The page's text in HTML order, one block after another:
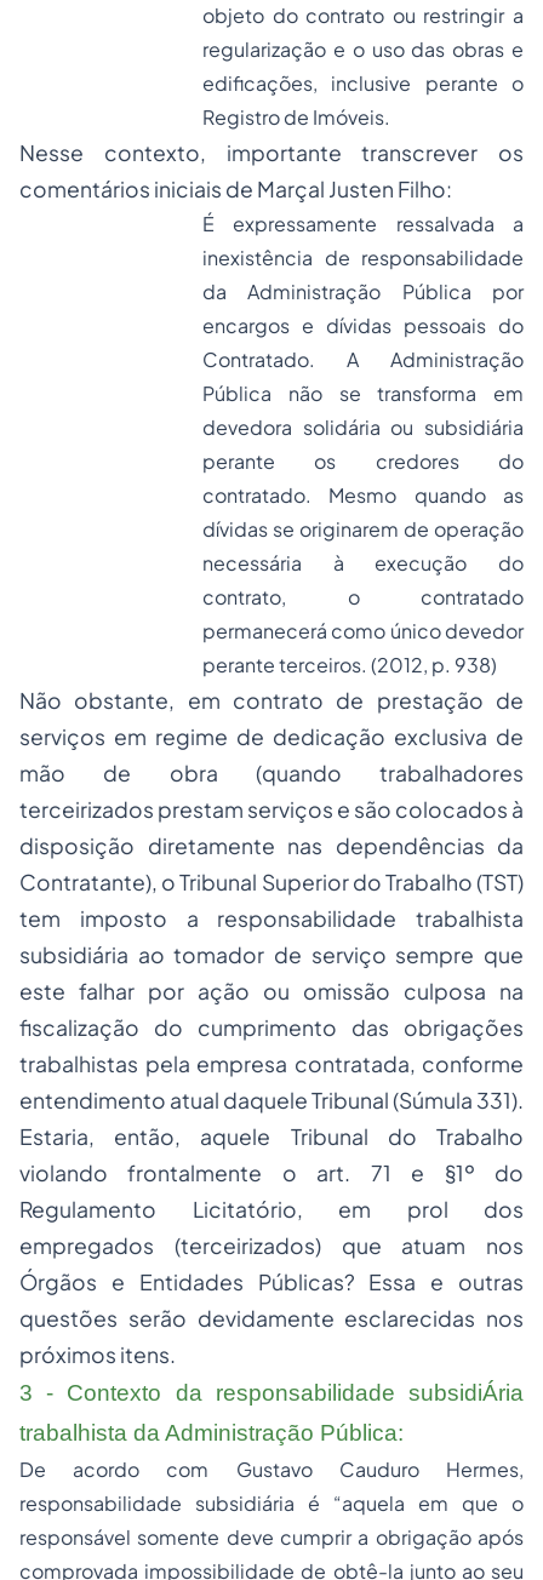
objeto do contrato ou restringir a
regularização e o uso das obras e
edificações, inclusive perante o
Registro de Imóveis.
Nesse contexto, importante transcrever os
comentários iniciais de Marçal Justen Filho:
É expressamente ressalvada a
inexistência de responsabilidade
da Administração Pública por
encargos e dívidas pessoais do
Contratado. A Administração
Pública não se transforma em
devedora solidária ou subsidiária
perante os credores do
contratado. Mesmo quando as
dívidas se originarem de operação
necessária à execução do
contrato, o contratado
permanecerá como único devedor
perante terceiros. (2012, p. 938)
Não obstante, em contrato de prestação de
serviços em regime de dedicação exclusiva de
mão de obra (quando trabalhadores
terceirizados prestam serviços e são colocados à
disposição diretamente nas dependências da
Contratante), o Tribunal Superior do Trabalho (TST)
tem imposto a responsabilidade trabalhista
subsidiária ao tomador de serviço sempre que
este falhar por ação ou omissão culposa na
fiscalização do cumprimento das obrigações
trabalhistas pela empresa contratada, conforme
entendimento atual daquele Tribunal (Súmula 331).
Estaria, então, aquele Tribunal do Trabalho
violando frontalmente o art. 71 e §1º do
Regulamento Licitatório, em prol dos
empregados (terceirizados) que atuam nos
Órgãos e Entidades Públicas? Essa e outras
questões serão devidamente esclarecidas nos
próximos itens.
3 - Contexto da responsabilidade subsidiÁria
trabalhista da Administração Pública:
De acordo com Gustavo Cauduro Hermes,
responsabilidade subsidiária é “aquela em que o
responsável somente deve cumprir a obrigação após
comprovada impossibilidade de obtê-la junto ao seu